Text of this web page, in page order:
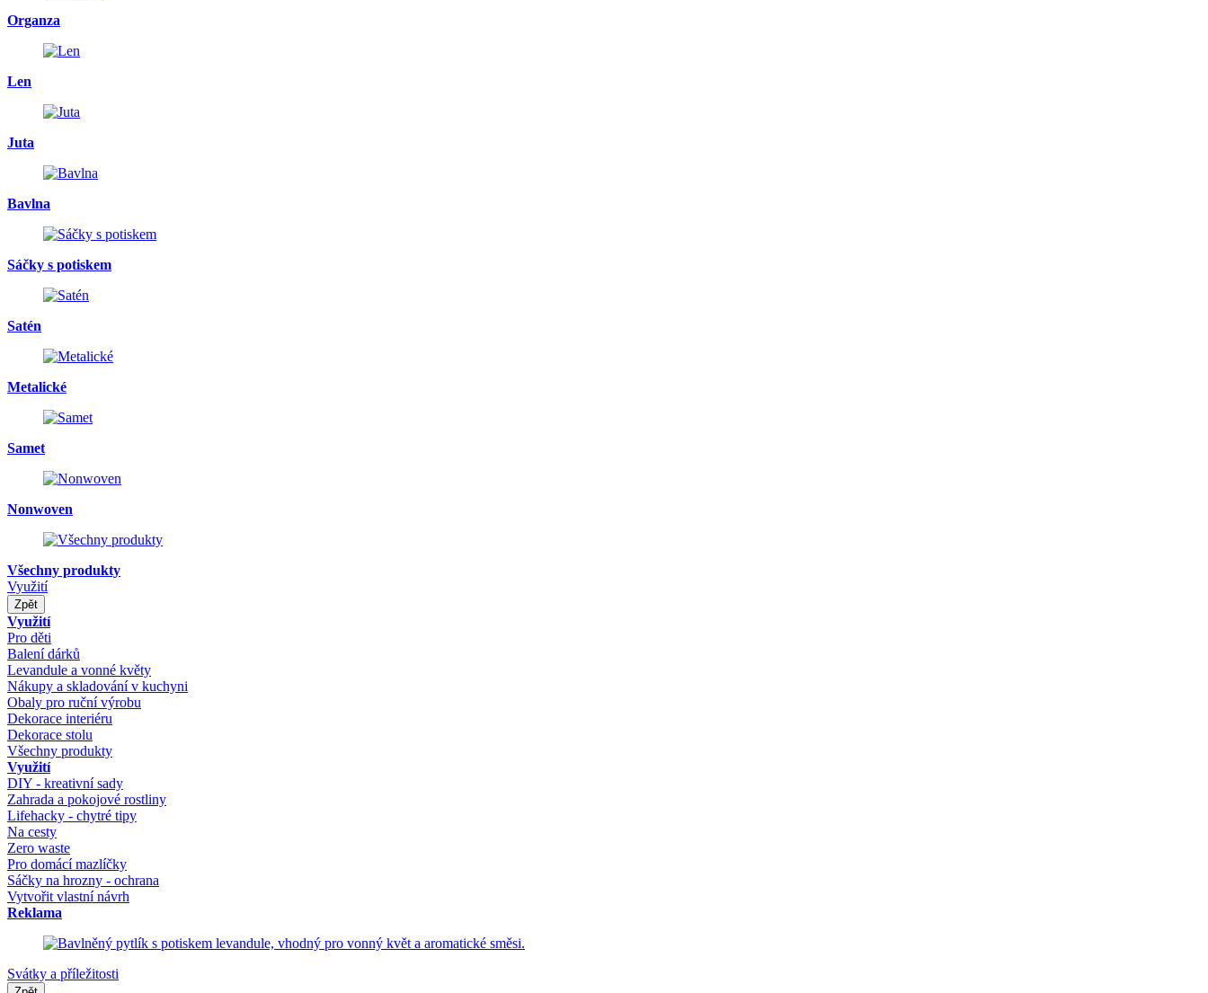
Organza
Len
Juta
Bavlna
Sáčky s potiskem
Satén
Metalické
Samet
Nonwoven
Všechny produkty
Využití
Zpět
Využití
Pro děti
Balení dárků
Levandule a vonné květy
Nákupy a skladování v kuchyni
Obaly pro ruční výrobu
Dekorace interiéru
Dekorace stolu
Všechny produkty
Využití
DIY - kreativní sady
Zahrada a pokojové rostliny
Lifehacky - chytré tipy
Na cesty
Zero waste
Pro domácí mazlíčky
Sáčky na hrozny - ochrana
Vytvořit vlastní návrh
Reklama
Svátky a příležitosti